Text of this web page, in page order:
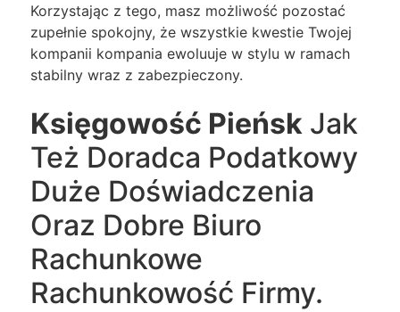
Korzystając z tego, masz możliwość pozostać
zupełnie spokojny, że wszystkie kwestie Twojej
kompanii kompania ewoluuje w stylu w ramach
stabilny wraz z zabezpieczony.
Księgowość Pieńsk Jak
Też Doradca Podatkowy
Duże Doświadczenia
Oraz Dobre Biuro
Rachunkowe
Rachunkowość Firmy.